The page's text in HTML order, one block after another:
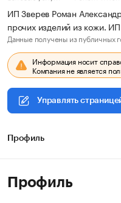
ИП Зверев Роман
прочих изделий из кожи.
Данные получены из публичных
Информация носит
Компания не является
Управлять
Профиль
Профиль